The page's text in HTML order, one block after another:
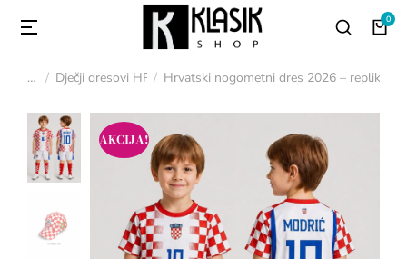
You are here:
Dječji dresovi HR Hrvatski nogometni dres 2026 – replika
AKCIJA!